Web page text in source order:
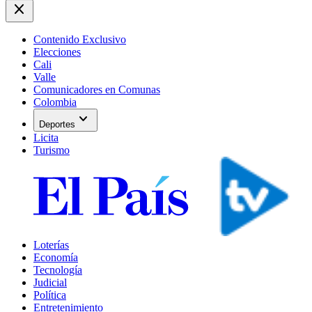
close
Contenido Exclusivo
Elecciones
Cali
Valle
Comunicadores en Comunas
Colombia
Deportes expand_more
Licita
Turismo
Loterías
Economía
Tecnología
Judicial
Política
Entretenimiento